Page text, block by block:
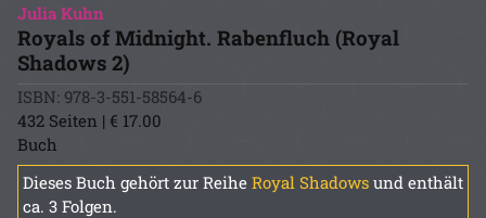
Julia Kuhn
Royals of Midnight. Rabenfluch (Royal
Shadows 2)
ISBN: 978-3-551-58564-6
432 Seiten | € 17.00
Buch
Dieses Buch gehört zur Reihe Royal Shadows und enthält
ca. 3 Folgen.